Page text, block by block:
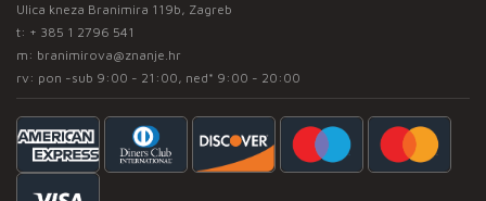
Ulica kneza Branimira 119b, Zagreb
t: + 385 1 2796 541
m: branimirova@znanje.hr
rv: pon -sub 9:00 - 21:00, ned* 9:00 - 20:00